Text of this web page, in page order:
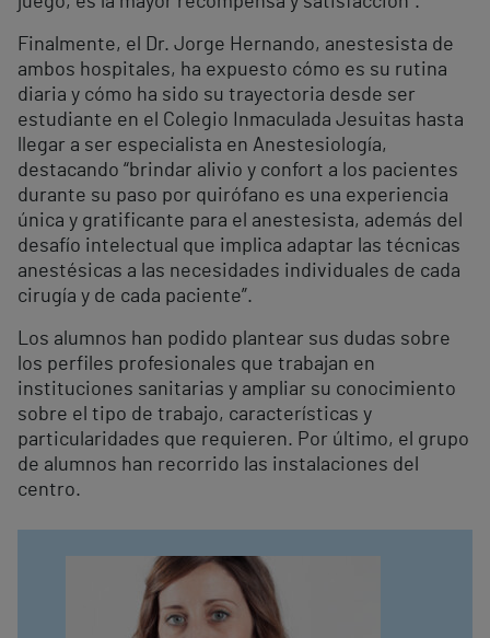
Finalmente, el Dr. Jorge Hernando, anestesista de
ambos hospitales, ha expuesto cómo es su rutina
diaria y cómo ha sido su trayectoria desde ser
estudiante en el Colegio Inmaculada Jesuitas hasta
llegar a ser especialista en Anestesiología,
destacando “brindar alivio y confort a los pacientes
durante su paso por quirófano es una experiencia
única y gratificante para el anestesista, además del
desafío intelectual que implica adaptar las técnicas
anestésicas a las necesidades individuales de cada
cirugía y de cada paciente”.
Los alumnos han podido plantear sus dudas sobre
los perfiles profesionales que trabajan en
instituciones sanitarias y ampliar su conocimiento
sobre el tipo de trabajo, características y
particularidades que requieren. Por último, el grupo
de alumnos han recorrido las instalaciones del
centro.